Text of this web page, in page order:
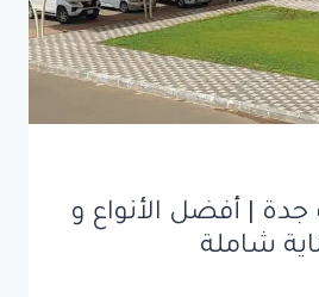
| أفضل الأنواع و
شاملة